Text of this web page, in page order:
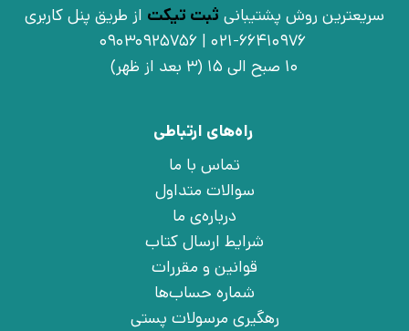
سریعترین روش پشتیبانی ثبت تیکت از طریق پنل کاربری
021-66410976 | 09030925756
10 صبح الی 15 (3 بعد از ظهر)
راه‌های ارتباطی
تماس با ما
سوالات متداول
درباره‌ی ما
شرایط ارسال کتاب
قوانین و مقررات
شماره حساب‌ها
رهگیری مرسولات پستی